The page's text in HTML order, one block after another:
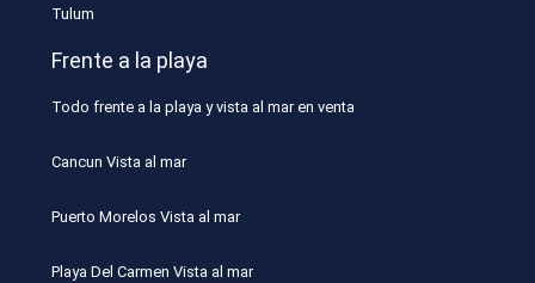
Tulum
Frente a la playa
Todo frente a la playa y vista al mar en venta
Cancun Vista al mar
Puerto Morelos Vista al mar
Playa Del Carmen Vista al mar